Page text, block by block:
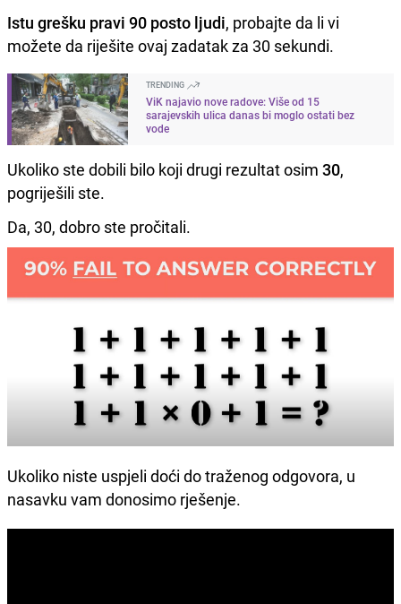
Istu grešku pravi 90 posto ljudi, probajte da li vi
možete da riješite ovaj zadatak za 30 sekundi.
TRENDING
ViK najavio nove radove: Više od 15
sarajevskih ulica danas bi moglo ostati bez
vode
Ukoliko ste dobili bilo koji drugi rezultat osim 30,
pogriješili ste.
Da, 30, dobro ste pročitali.
Ukoliko niste uspjeli doći do traženog odgovora, u
nasavku vam donosimo rješenje.